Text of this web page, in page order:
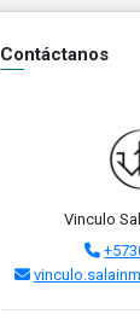
Contáctanos
Vinculo